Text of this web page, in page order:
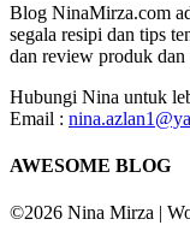
Blog NinaMirza.com
segala resipi dan tips
dan review produk dan
Hubungi Nina untuk
Email :
AWESOME BLOG
©2026 Nina Mirza |